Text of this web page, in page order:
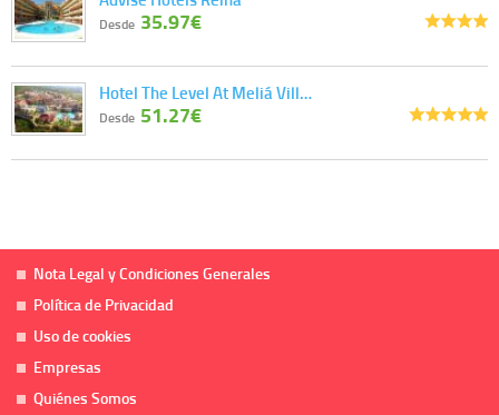
Desde 35.97€
Hotel The Level At Meliá Vill…
Desde 51.27€
Nota Legal y Condiciones Generales
Política de Privacidad
Uso de cookies
Empresas
Quiénes Somos